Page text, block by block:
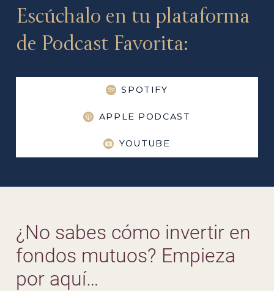
Escúchalo en tu plataforma
de Podcast Favorita:
SPOTIFY
APPLE PODCAST
YOUTUBE
¿No sabes cómo invertir en
fondos mutuos? Empieza
por aquí…